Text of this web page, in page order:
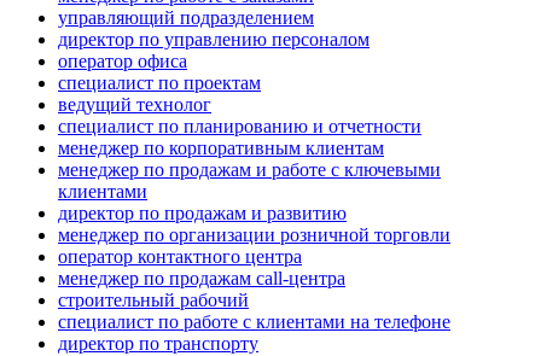
управляющий подразделением
директор по управлению персоналом
оператор офиса
специалист по проектам
ведущий технолог
специалист по планированию и отчетности
менеджер по корпоративным клиентам
менеджер по продажам и работе с ключевыми
клиентами
директор по продажам и развитию
менеджер по организации розничной торговли
оператор контактного центра
менеджер по продажам call-центра
строительный рабочий
специалист по работе с клиентами на телефоне
директор по транспорту